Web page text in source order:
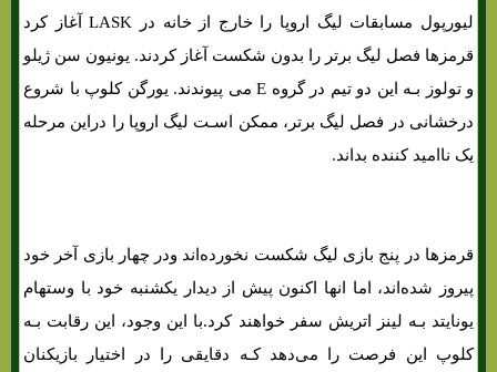
لیورپول مسابقات لیگ اروپا را خارج از خانه در LASK آغاز کرد
قرمزها فصل لیگ برتر را بدون شکست آغاز کردند. یونیون سن ژیلو
و تولوز بـه این دو تیم در گروه E می پیوندند. یورگن کلوپ با شروع
درخشانی در فصل لیگ برتر، ممکن اسـت لیگ اروپا را دراین مرحله
یک ناامید کننده بداند.
قرمزها در پنج بازی لیگ شکست نخورده‌اند ودر چهار بازی آخر خود
پیروز شده‌اند، اما انها اکنون پیش از دیدار یکشنبه خود با وستهام
یونایتد بـه لینز اتریش سفر خواهند کرد.با این وجود، این رقابت بـه
کلوپ این فرصت را می‌دهد کـه دقایقی را در اختیار بازیکنان